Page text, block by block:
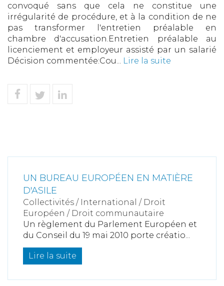
convoqué sans que cela ne constitue une
irrégularité de procédure, et à la condition de ne
pas transformer l'entretien préalable en
chambre d'accusation.Entretien préalable au
licenciement et employeur assisté par un salarié
Décision commentée:Cou... Lire la suite
UN BUREAU EUROPÉEN EN MATIÈRE
D'ASILE
Collectivités / International / Droit
Européen / Droit communautaire
Un règlement du Parlement Européen et
du Conseil du 19 mai 2010 porte créatio...
Lire la suite